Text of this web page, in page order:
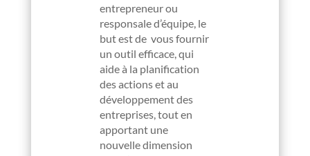
entrepreneur ou
responsale d’équipe, le
but est de vous fournir
un outil efficace, qui
aide à la planification
des actions et au
développement des
entreprises, tout en
apportant une
nouvelle dimension